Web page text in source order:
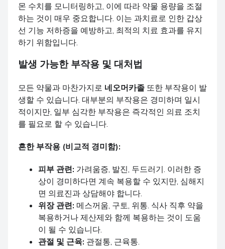
몬 수치를 모니터링하고, 이에 따라 약물 용량을 조절
하는 것이 매우 중요합니다. 이는 과치료로 인한 갑상
선 기능 저하증을 예방하고, 최적의 치료 효과를 유지
하기 위함입니다.
발생 가능한 부작용 및 대처법
모든 약물과 마찬가지로 네오머카졸 또한 부작용이 발
생할 수 있습니다. 대부분의 부작용은 경미하며 일시
적이지만, 일부 심각한 부작용은 즉각적인 의료 조치
를 필요로 할 수 있습니다.
흔한 부작용 (비교적 경미함):
피부 관련: 가려움증, 발진, 두드러기. 이러한 증
상이 경미하다면 계속 복용할 수 있지만, 심해지
면 의료진과 상담해야 합니다.
위장 관련: 메스꺼움, 구토, 위통. 식사 직후 약을
복용하거나 제산제와 함께 복용하는 것이 도움
이 될 수 있습니다.
관절 및 근육: 관절통, 근육통.